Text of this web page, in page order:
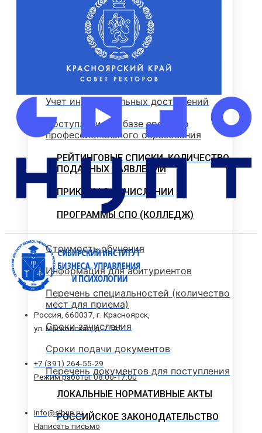
Основные сведения о ЕГЭ
Перечень необходимых документов
План приема
Особые права и преимущества
Учет индивидуальных достижений
Поступление на базе среднего
профессионального образования
РЕЙТИНГОВЫЕ СПИСКИ. КОЛИЧЕСТВО
ПОДАННЫХ ЗАЯВЛЕНИЙ
ПРИКАЗЫ О ЗАЧИСЛЕНИИ
ПРОГРАММЫ СПО (КОЛЛЕДЖ)
Стоимость обучения
Информация для абитуриентов
Перечень специальностей (количество
мест для приема)
Сроки зачисления
Сроки подачи документов
Перечень документов для поступления
ЛОКАЛЬНЫЕ НОРМАТИВНЫЕ АКТЫ
РОССИЙСКОЕ ЗАКОНОДАТЕЛЬСТВО
Россия, 660037, г. Красноярск,
ул. Московская, д. 7 "А"
+7 (391) 264-55-29
Режим работы: 08.00-17.00
info@sibup.ru
Написать письмо